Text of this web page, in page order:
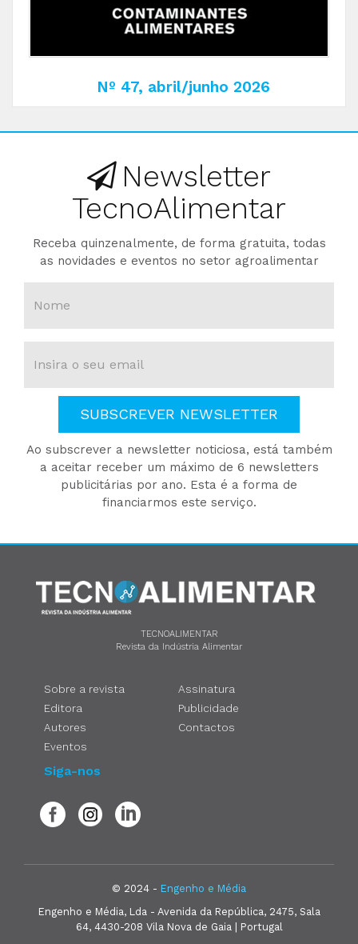
Nº 47, abril/junho 2026
Newsletter
TecnoAlimentar
Receba quinzenalmente, de forma gratuita, todas
as novidades e eventos no setor agroalimentar
SUBSCREVER NEWSLETTER
Ao subscrever a newsletter noticiosa, está também
a aceitar receber um máximo de 6 newsletters
publicitárias por ano. Esta é a forma de
financiarmos este serviço.
TECNOALIMENTAR
Revista da Indústria Alimentar
Sobre a revista
Editora
Autores
Eventos
Assinatura
Publicidade
Contactos
Siga-nos
© 2024 - Engenho e Média
Engenho e Média, Lda - Avenida da República, 2475, Sala
64, 4430-208 Vila Nova de Gaia | Portugal